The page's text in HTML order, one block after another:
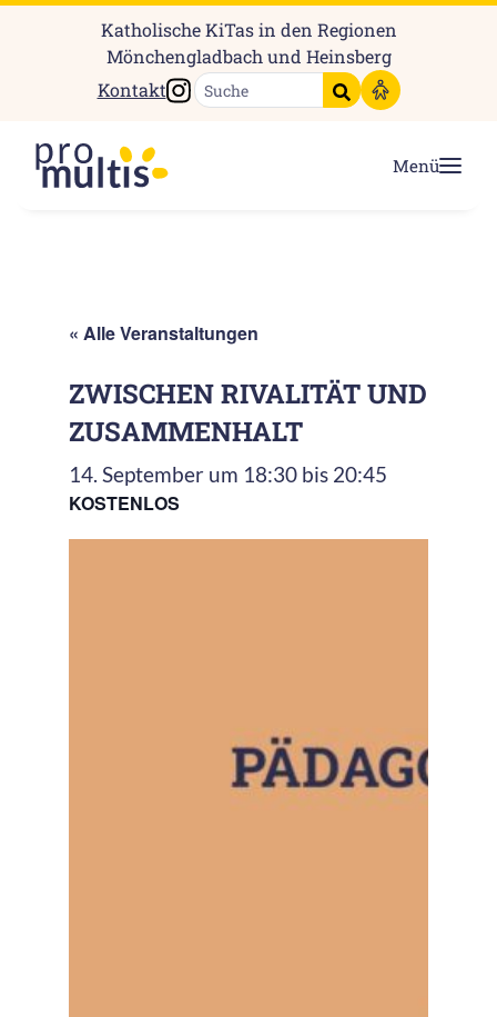
Katholische KiTas in den Regionen
Mönchengladbach und Heinsberg
Kontakt
Instagram
Suche starten
Menü
« Alle Veranstaltungen
ZWISCHEN RIVALITÄT UND
ZUSAMMENHALT
14. September um 18:30 bis 20:45
KOSTENLOS